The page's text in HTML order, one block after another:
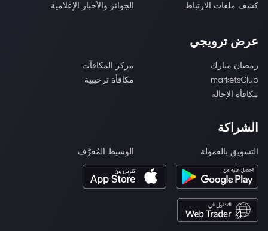
كشف ملفات الارتباط
الجوائز والأخبار الإعلامية
عرض ترويجي
رمضان مبارك
مركز المكافآت
marketsClub
مكافأة ترحيبية
مكافأة الإحالة
الشراكة
التسويق بالعمولة الوسيط المُعرَّف